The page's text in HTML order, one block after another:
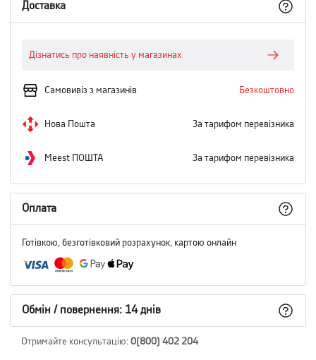
Доставка
Дізнатись про наявність у магазинах
Самовивіз з магазинів Безкоштовно
Нова Пошта За тарифом перевізника
Meest ПОШТА За тарифом перевізника
Оплата
Готівкою, безготівковий розрахунок, картою онлайн
Обмін / повернення: 14 днів
Отримайте консультацію: 0(800) 402 204